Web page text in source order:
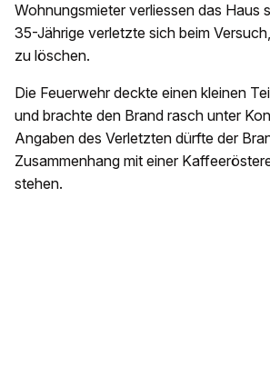
Wohnungsmieter verliessen das Haus
35-Jährige verletzte sich beim
zu löschen.
Die Feuerwehr deckte einen kleinen
und brachte den Brand rasch unter
Angaben des Verletzten dürfte der
Zusammenhang mit einer
stehen.